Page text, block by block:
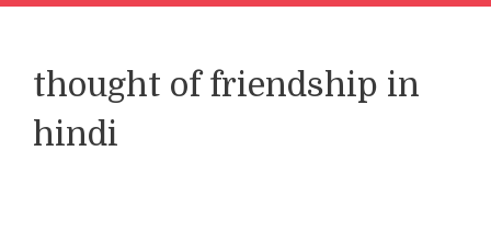
thought of friendship in
hindi